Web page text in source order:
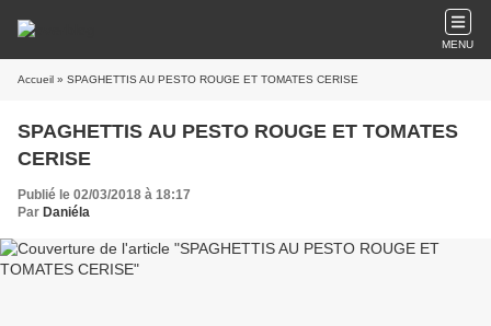
MENU
Accueil » SPAGHETTIS AU PESTO ROUGE ET TOMATES CERISE
SPAGHETTIS AU PESTO ROUGE ET TOMATES
CERISE
Publié le 02/03/2018 à 18:17
Par Daniéla